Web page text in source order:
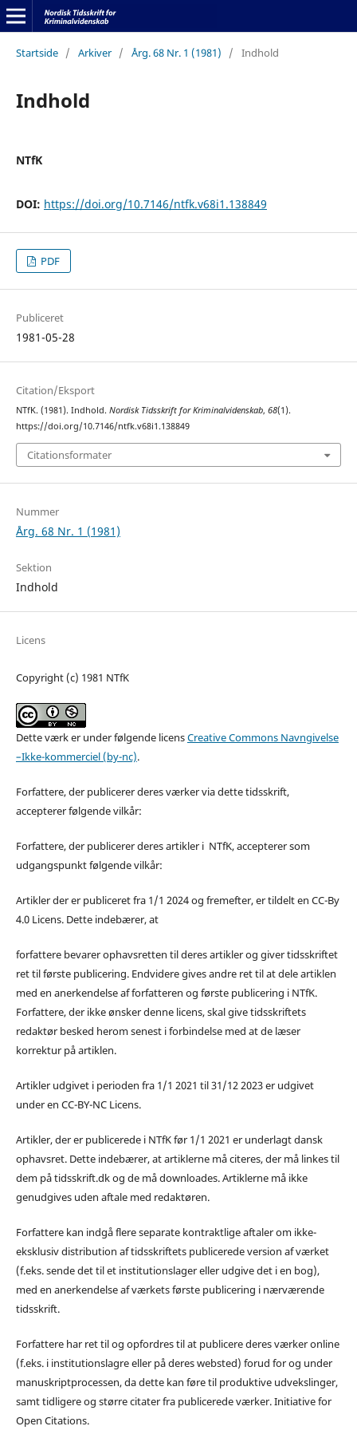
Startside / Arkiver / Årg. 68 Nr. 1 (1981) / Indhold
Indhold
NTfK
DOI: https://doi.org/10.7146/ntfk.v68i1.138849
PDF
Publiceret
1981-05-28
Citation/Eksport
NTfK. (1981). Indhold. Nordisk Tidsskrift for Kriminalvidenskab, 68(1).
https://doi.org/10.7146/ntfk.v68i1.138849
Citationsformater
Nummer
Årg. 68 Nr. 1 (1981)
Sektion
Indhold
Licens
Copyright (c) 1981 NTfK
Dette værk er under følgende licensCreative Commons Navngivelse
–Ikke-kommerciel (by-nc).
Forfattere, der publicerer deres værker via dette tidsskrift,
accepterer følgende vilkår:
Forfattere, der publicerer deres artikler i NTfK, accepterer som
udgangspunkt følgende vilkår:
Artikler der er publiceret fra 1/1 2024 og fremefter, er tildelt en CC-By
4.0 Licens. Dette indebærer, at
forfattere bevarer ophavsretten til deres artikler og giver tidsskriftet
ret til første publicering. Endvidere gives andre ret til at dele artiklen
med en anerkendelse af forfatteren og første publicering i NTfK.
Forfattere, der ikke ønsker denne licens, skal give tidsskriftets
redaktør besked herom senest i forbindelse med at de læser
korrektur på artiklen.
Artikler udgivet i perioden fra 1/1 2021 til 31/12 2023 er udgivet
under en CC-BY-NC Licens.
Artikler, der er publicerede i NTfK før 1/1 2021 er underlagt dansk
ophavsret. Dette indebærer, at artiklerne må citeres, der må linkes til
dem på tidsskrift.dk og de må downloades. Artiklerne må ikke
genudgives uden aftale med redaktøren.
Forfattere kan indgå flere separate kontraktlige aftaler om ikke-
eksklusiv distribution af tidsskriftets publicerede version af værket
(f.eks. sende det til et institutionslager eller udgive det i en bog),
med en anerkendelse af værkets første publicering i nærværende
tidsskrift.
Forfattere har ret til og opfordres til at publicere deres værker online
(f.eks. i institutionslagre eller på deres websted) forud for og under
manuskriptprocessen, da dette kan føre til produktive udvekslinger,
samt tidligere og større citater fra publicerede værker. Initiative for
Open Citations.